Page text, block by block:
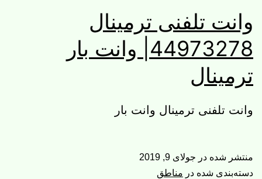
وانت تلفنی ترمینال
44973278| وانت بار
ترمینال
وانت تلفنی ترمینال وانت بار
منتشر شده در جولای 9, 2019
دسته‌بندی شده در مناطق